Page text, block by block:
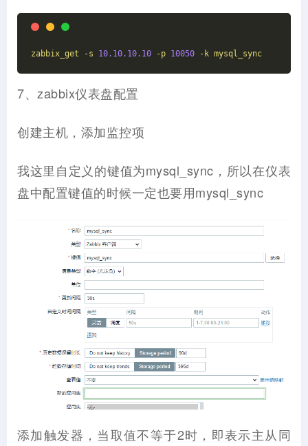
zabbix_get -s 10.10.10.10 -p 10050 -k mysql_sync
7、zabbix仪表盘配置
创建主机，添加监控项
我这里自定义的键值为mysql_sync，所以在仪表
盘中配置键值的时候一定也要用mysql_sync
添加触发器，当取值不等于2时，即表示主从同